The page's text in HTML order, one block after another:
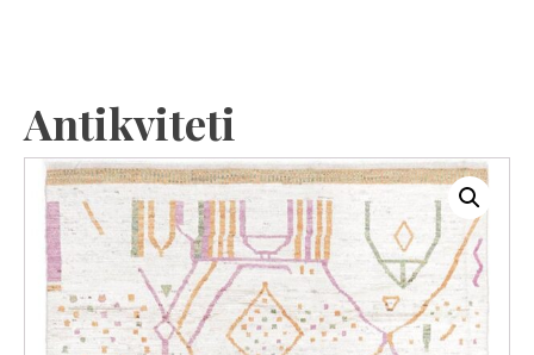
Antikviteti